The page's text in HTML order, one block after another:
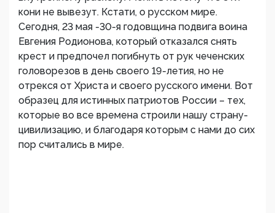
кони не вывезут. Кстати, о русском мире.
Сегодня, 23 мая -30-я годовщина подвига воина
Евгения Родионова, который отказался снять
крест и предпочел погибнуть от рук чеченских
головорезов в день своего 19-летия, но не
отрекся от Христа и своего русского имени. Вот
образец для истинных патриотов России – тех,
которые во все времена строили нашу страну-
цивилизацию, и благодаря которым с нами до сих
пор считались в мире.